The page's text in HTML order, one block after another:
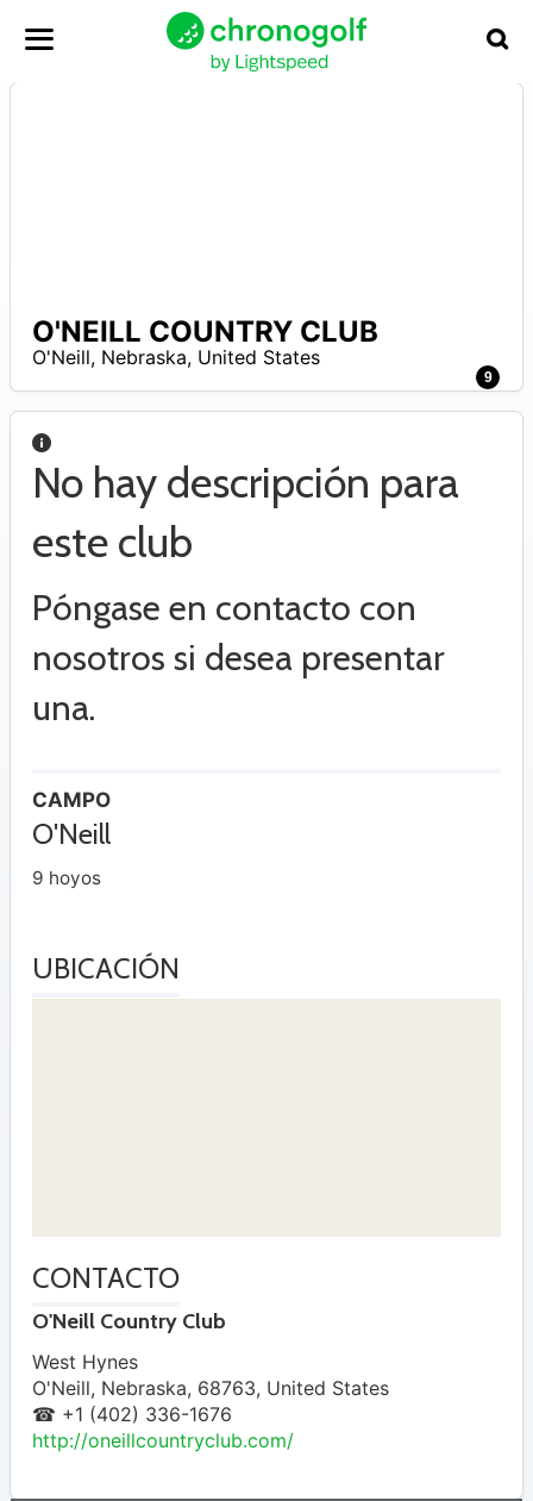
9
O'NEILL COUNTRY CLUB
O'Neill, Nebraska, United States
No hay descripción para
este club
Póngase en contacto con
nosotros si desea presentar
una.
CAMPO
O'Neill
9 hoyos
UBICACIÓN
CONTACTO
O'Neill Country Club
West Hynes
O'Neill, Nebraska, 68763, United States
☎ +1 (402) 336-1676
http://oneillcountryclub.com/